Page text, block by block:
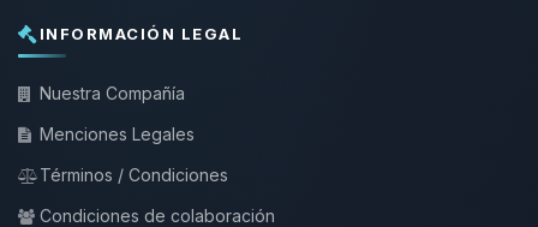
INFORMACIÓN LEGAL
Nuestra Compañía
Menciones Legales
Términos / Condiciones
Condiciones de colaboración